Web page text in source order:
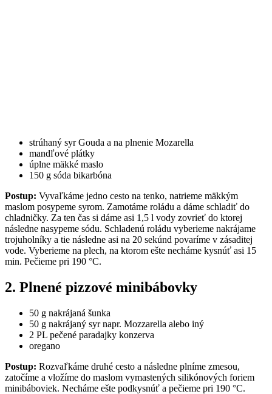
strúhaný syr Gouda a na plnenie Mozarella
mandľové plátky
úplne mäkké maslo
150 g sóda bikarbóna
Postup: Vyvaľkáme jedno cesto na tenko, natrieme mäkkým
maslom posypeme syrom. Zamotáme roládu a dáme schladiť do
chladničky. Za ten čas si dáme asi 1,5 l vody zovrieť do ktorej
následne nasypeme sódu. Schladenú roládu vyberieme nakrájame
trojuholníky a tie následne asi na 20 sekúnd povaríme v zásaditej
vode. Vyberieme na plech, na ktorom ešte necháme kysnúť asi 15
min. Pečieme pri 190 °C.
2. Plnené pizzové minibábovky
50 g nakrájaná šunka
50 g nakrájaný syr napr. Mozzarella alebo iný
2 PL pečené paradajky konzerva
oregano
Postup: Rozvaľkáme druhé cesto a následne plníme zmesou,
zatočíme a vložíme do maslom vymastených silikónových foriem
minibáboviek. Necháme ešte podkysnúť a pečieme pri 190 °C.